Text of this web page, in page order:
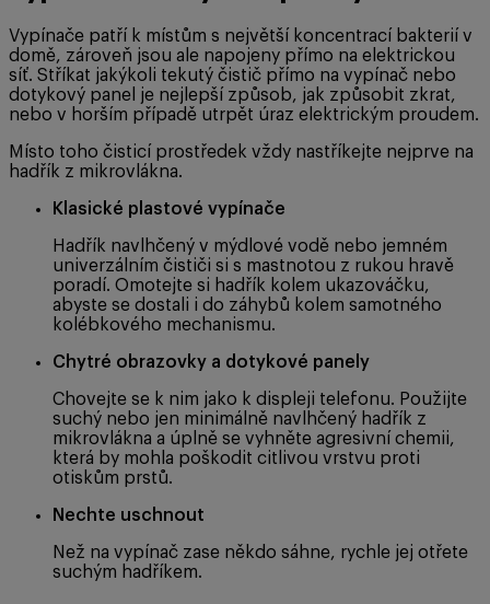
Vypínače patří k místům s největší koncentrací bakterií v
domě, zároveň jsou ale napojeny přímo na elektrickou
síť. Stříkat jakýkoli tekutý čistič přímo na vypínač nebo
dotykový panel je nejlepší způsob, jak způsobit zkrat,
nebo v horším případě utrpět úraz elektrickým proudem.
Místo toho čisticí prostředek vždy nastříkejte nejprve na
hadřík z mikrovlákna.
Klasické plastové vypínače
Hadřík navlhčený v mýdlové vodě nebo jemném
univerzálním čističi si s mastnotou z rukou hravě
poradí. Omotejte si hadřík kolem ukazováčku,
abyste se dostali i do záhybů kolem samotného
kolébkového mechanismu.
Chytré obrazovky a dotykové panely
Chovejte se k nim jako k displeji telefonu. Použijte
suchý nebo jen minimálně navlhčený hadřík z
mikrovlákna a úplně se vyhněte agresivní chemii,
která by mohla poškodit citlivou vrstvu proti
otiskům prstů.
Nechte uschnout
Než na vypínač zase někdo sáhne, rychle jej otřete
suchým hadříkem.